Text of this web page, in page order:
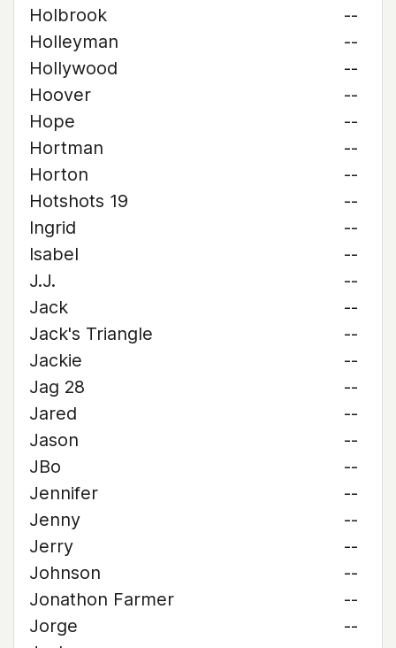
Holbrook
--
Holleyman
--
Hollywood
--
Hoover
--
Hope
--
Hortman
--
Horton
--
Hotshots 19
--
Ingrid
--
Isabel
--
J.J.
--
Jack
--
Jack's Triangle
--
Jackie
--
Jag 28
--
Jared
--
Jason
--
JBo
--
Jennifer
--
Jenny
--
Jerry
--
Johnson
--
Jonathon Farmer
--
Jorge
--